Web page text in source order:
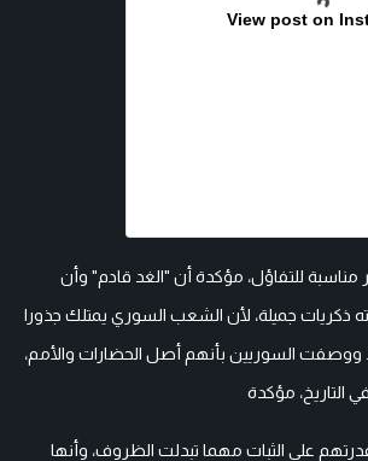
View post on
مناسبة للتفاؤل، مؤكدة أن "الغد قادم" وأن
ذكريات جميلة، لأن الشعب السوري يمتلك جذورا
ووصفت السوريين بأنهم أصل الحضارات والأمم،
التاريخ، مؤكدة
على الثبات مهما تبدلت الظروف، وأنها